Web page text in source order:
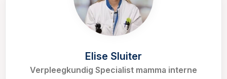
Elise Sluiter
Verpleegkundig Specialist mamma interne